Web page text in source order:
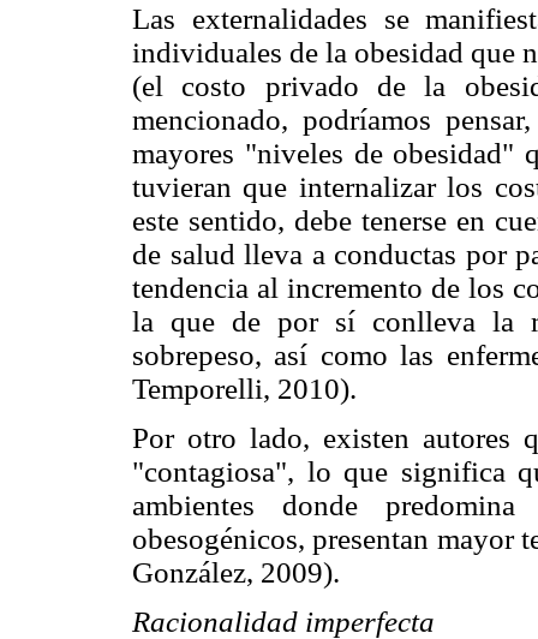
Las externalidades se
individuales de la obesidad que
(el costo privado de la
mencionado, podríamos
mayores "niveles de obesidad"
tuvieran que internalizar los
este sentido, debe tenerse en
de salud lleva a conductas por
tendencia al incremento de los
la que de por sí conlleva la
sobrepeso, así como las
Temporelli, 2010).
Por otro lado, existen autores
"contagiosa", lo que significa
ambientes donde
obesogénicos, presentan mayor
González, 2009).
Racionalidad imperfecta